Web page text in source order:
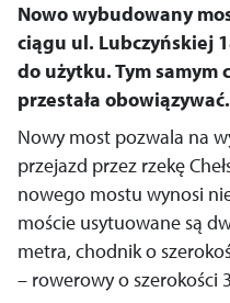
Nowo wybudowany
ciągu ul. Lubczyńskiej
do użytku. Tym samym
przestała obowiązywać.
Nowy most pozwala na
przejazd przez rzekę
nowego mostu wynosi
moście usytuowane są
metra, chodnik o
– rowerowy o szerokości